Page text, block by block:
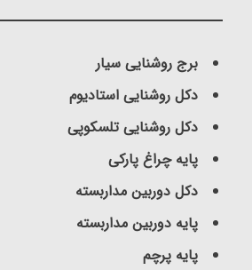
برج روشنایی سیار
دکل روشنایی استادیوم
دکل روشنایی تلسکوپی
پایه چراغ پارکی
دکل دوربین مداربسته
پایه دوربین مداربسته
پایه پرچم